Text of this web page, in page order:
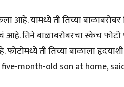
आहे. यामध्ये ती तिच्या
आहे. तिने बाळाबरोबरचा स्केच
ती तिच्या बाळाला हृदयाशी
month-old son at home,